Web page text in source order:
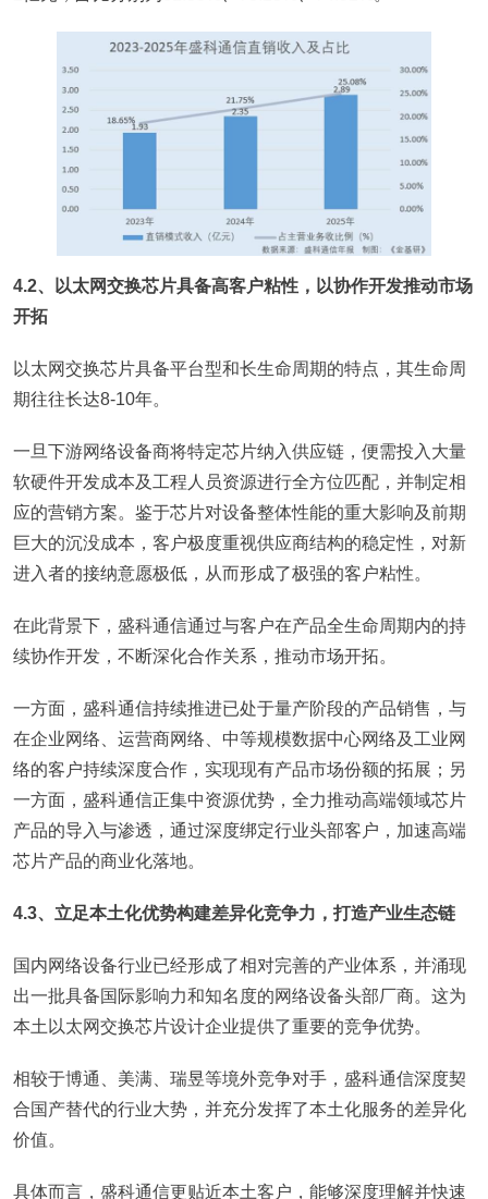
4.2、以太网交换芯片具备高客户粘性，以协作开发推动市场
开拓
以太网交换芯片具备平台型和长生命周期的特点，其生命周
期往往长达8-10年。
一旦下游网络设备商将特定芯片纳入供应链，便需投入大量
软硬件开发成本及工程人员资源进行全方位匹配，并制定相
应的营销方案。鉴于芯片对设备整体性能的重大影响及前期
巨大的沉没成本，客户极度重视供应商结构的稳定性，对新
进入者的接纳意愿极低，从而形成了极强的客户粘性。
在此背景下，盛科通信通过与客户在产品全生命周期内的持
续协作开发，不断深化合作关系，推动市场开拓。
一方面，盛科通信持续推进已处于量产阶段的产品销售，与
在企业网络、运营商网络、中等规模数据中心网络及工业网
络的客户持续深度合作，实现现有产品市场份额的拓展；另
一方面，盛科通信正集中资源优势，全力推动高端领域芯片
产品的导入与渗透，通过深度绑定行业头部客户，加速高端
芯片产品的商业化落地。
4.3、立足本土化优势构建差异化竞争力，打造产业生态链
国内网络设备行业已经形成了相对完善的产业体系，并涌现
出一批具备国际影响力和知名度的网络设备头部厂商。这为
本土以太网交换芯片设计企业提供了重要的竞争优势。
相较于博通、美满、瑞昱等境外竞争对手，盛科通信深度契
合国产替代的行业大势，并充分发挥了本土化服务的差异化
价值。
具体而言，盛科通信更贴近本土客户，能够深度理解并快速